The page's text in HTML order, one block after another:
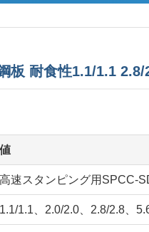
板 耐食性1.1/1.1
値
高速スタンピング用SPCC-
1.1/1.1、2.0/2.0、2.8/2.8、